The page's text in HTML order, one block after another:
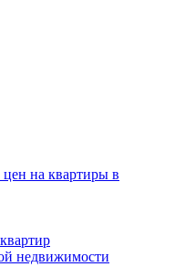
на квартиры в
недвижимости